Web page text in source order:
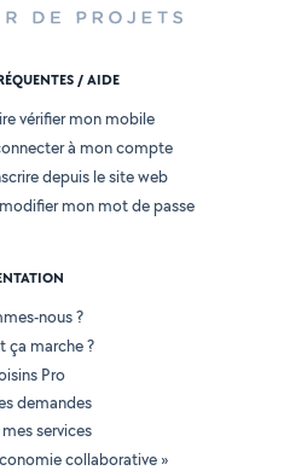
/ AIDE
vérifier mon mobile
à mon compte
depuis le site web
mon mot de passe
nous ?
ça marche ?
Pro
demandes
services
collaborative »